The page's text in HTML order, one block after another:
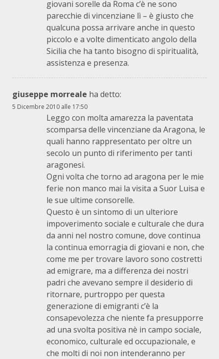
giovani sorelle da Roma c’è ne sono
parecchie di vincenziane lì – è giusto che
qualcuna possa arrivare anche in questo
piccolo e a volte dimenticato angolo della
Sicilia che ha tanto bisogno di spiritualità,
assistenza e presenza.
giuseppe morreale ha detto:
5 Dicembre 2010 alle 17:50
Leggo con molta amarezza la paventata
scomparsa delle vincenziane da Aragona, le
quali hanno rappresentato per oltre un
secolo un punto di riferimento per tanti
aragonesi.
Ogni volta che torno ad aragona per le mie
ferie non manco mai la visita a Suor Luisa e
le sue ultime consorelle.
Questo è un sintomo di un ulteriore
impoverimento sociale e culturale che dura
da anni nel nostro comune, dove continua
la continua emorragia di giovani e non, che
come me per trovare lavoro sono costretti
ad emigrare, ma a differenza dei nostri
padri che avevano sempre il desiderio di
ritornare, purtroppo per questa
generazione di emigranti c’è la
consapevolezza che niente fa presupporre
ad una svolta positiva nè in campo sociale,
economico, culturale ed occupazionale, e
che molti di noi non intenderanno per